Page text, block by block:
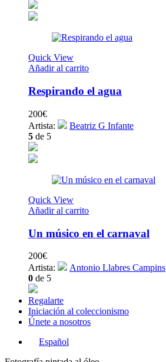
Quick View
Añadir al carrito
Respirando el agua
200€
Artista:
Beatriz G Infante
5 de 5
Quick View
Añadir al carrito
Un músico en el carnaval
200€
Artista:
Antonio Llabres Campins
0 de 5
Regalarte
Iniciación al coleccionismo
Únete a nosotros
Español